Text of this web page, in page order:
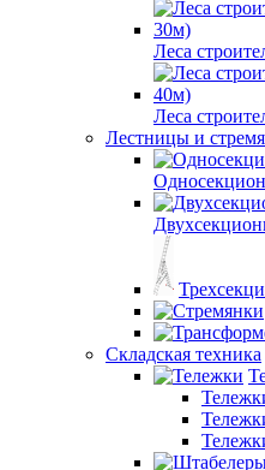
Леса
Леса
Лестницы и
Складская техника